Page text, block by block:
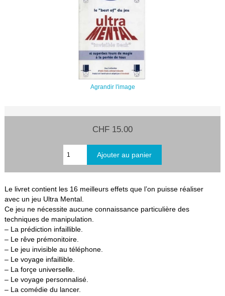
Agrandir l'image
CHF 15.00
Le livret contient les 16 meilleurs effets que l’on puisse réaliser
avec un jeu Ultra Mental.
Ce jeu ne nécessite aucune connaissance particulière des
techniques de manipulation.
– La prédiction infaillible.
– Le rêve prémonitoire.
– Le jeu invisible au téléphone.
– Le voyage infaillible.
– La forçe universelle.
– Le voyage personnalisé.
– La comédie du lancer.